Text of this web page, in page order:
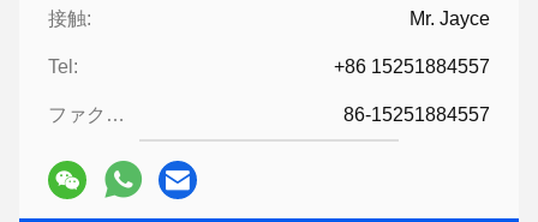
接触: Mr. Jayce
Tel: +86 15251884557
ファクシミリ: 86-15251884557